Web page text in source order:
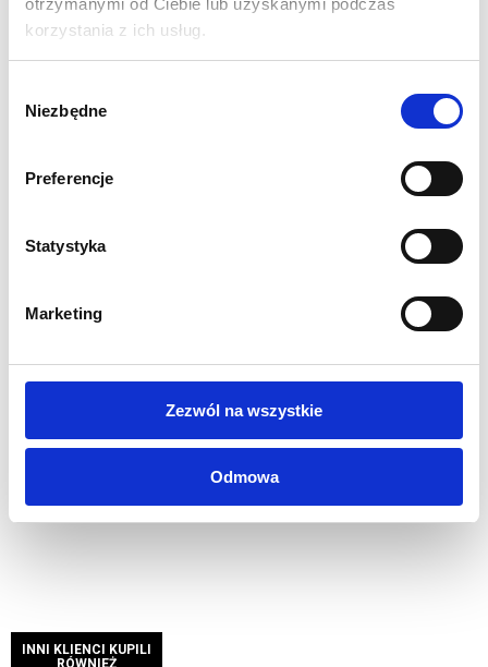
korzystania z ich usług.
zgody
Niezbędne
Preferencje
Statystyka
Marketing
Zezwól na wszystkie
Odmowa
Wymiar widocznej grafiki: 230x75 cm
Konstrukcja wykonana z włókna węglowego i
aluminium
podstawom
Pokrowiec w zestawie
Brak podstawy w zestawie - należy zakupić osobno
1 rok gwarancji
Wydruk sublimacyjny na tkaninie poliestrowej
Certyfikat trudnopalności B1
INNI KLIENCI KUPILI